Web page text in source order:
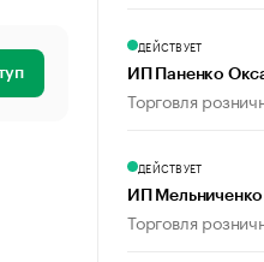
ДЕЙСТВУЕТ
ИП Паненко
Торговля
ДЕЙСТВУЕТ
ИП Мельниченко
Торговля